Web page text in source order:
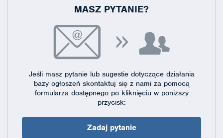
MASZ PYTANIE?
Jeśli masz pytanie lub sugestie dotyczące działania
bazy ogłoszeń skontaktuj się z nami za pomocą
formularza dostępnegopo kliknięciu w poniższy
przycisk:
Zadaj pytanie